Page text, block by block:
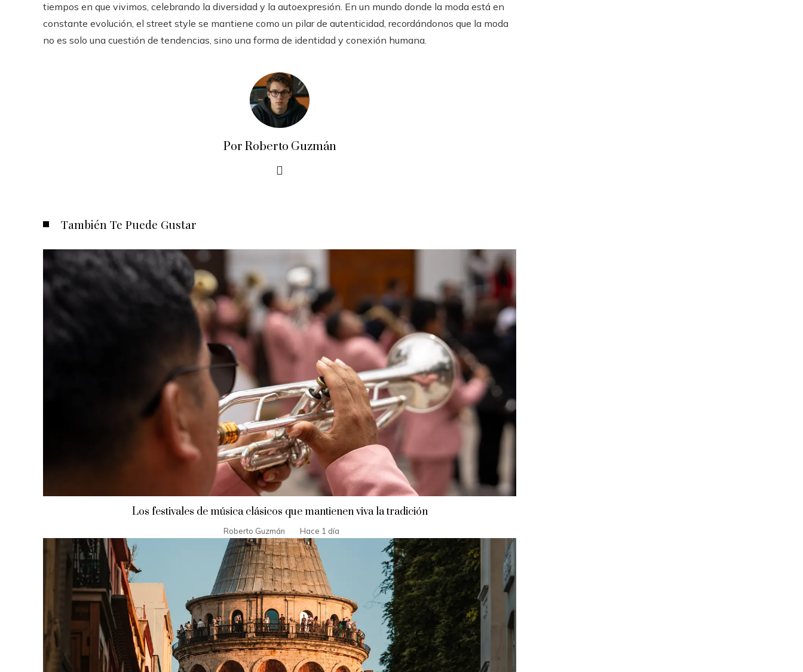
tiempos en que vivimos, celebrando la diversidad y la autoexpresión. En un mundo donde la moda está en
constante evolución, el street style se mantiene como un pilar de autenticidad, recordándonos que la moda
no es solo una cuestión de tendencias, sino una forma de identidad y conexión humana.
Por Roberto Guzmán
También Te Puede Gustar
Los festivales de música clásicos que mantienen viva la tradición
Roberto Guzmán Hace 1 día